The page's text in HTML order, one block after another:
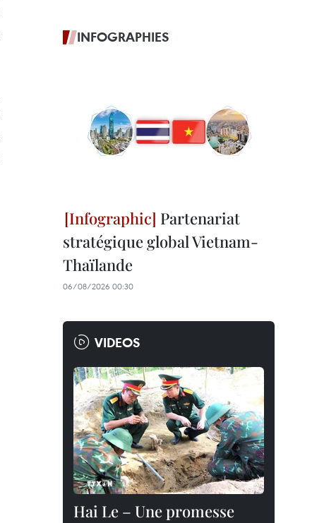
INFOGRAPHIES
Partenariat
stratégique global Vietnam-
Thaïlande
06/08/2026 00:30
VIDEOS
Hai Le – Une promesse